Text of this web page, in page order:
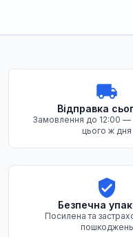
Відправка
Замовлення до 12:00 —
цього ж дня
Безпечна
Посилена та
пошкоджень